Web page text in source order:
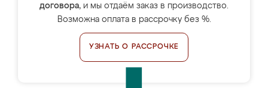
договора, и мы отдаём заказ в производство.
Возможна оплата в рассрочку без %.
УЗНАТЬ О РАССРОЧКЕ